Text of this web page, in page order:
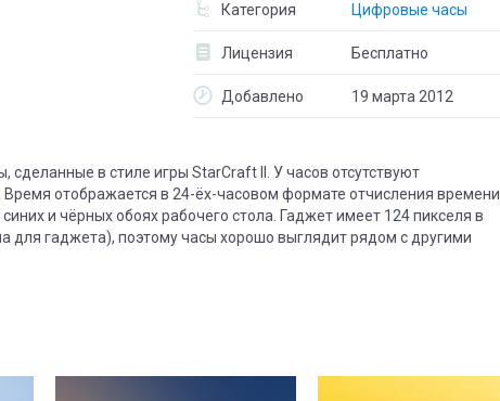
Категория Цифровые часы
Лицензия Бесплатно
Добавлено 19 марта 2012
сделанные в стиле игры StarCraft II. У часов отсутствуют
отображается в 24-ёх-часовом формате отчисления времени.
и чёрных обоях рабочего стола. Гаджет имеет 124 пикселя в
для гаджета), поэтому часы хорошо выглядит рядом с другими